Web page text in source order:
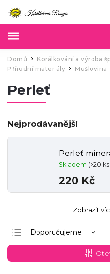
Domů / Korálkování a výroba
Přírodní materiály / Mušlovina
Perleť
Nejprodávanější
Perleť
Skladem (>20 ks)
220 Kč
Zobrazit
Doporučujeme
Nejlevnější
Nejdražší